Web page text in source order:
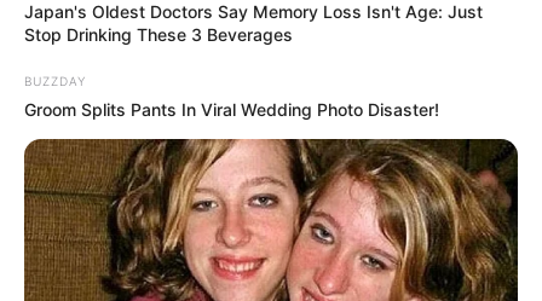
Japan's Oldest Doctors Say Memory Loss Isn't Age: Just
Stop Drinking These 3 Beverages
BUZZDAY
Groom Splits Pants In Viral Wedding Photo Disaster!